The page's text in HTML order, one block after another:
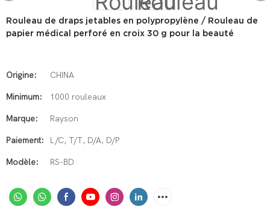
Rouleau de draps jetables en polypropylène / Rouleau de
papier médical perforé en croix 30 g pour la beauté
Origine: CHINA
Minimum: 1000 rouleaux
Marque: Rayson
Paiement: L/C, T/T, D/A, D/P
Modèle: RS-BD